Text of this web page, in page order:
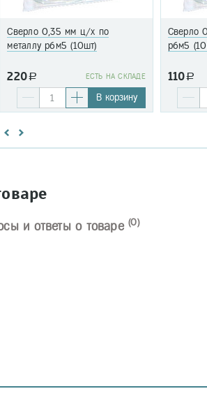
Сверло 0,35 мм ц/х по
металлу р6м5 (10шт)
220a EСТЬ НА СКЛАДЕ
В корзину
Сверло
р6м5
110a
и ответы о товаре(0)